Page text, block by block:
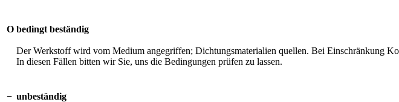
O bedingt beständig
Der Werkstoff wird vom Medium angegriffen; Dichtungsmaterialien quellen. Bei Einschränkung
In diesen Fällen bitten wir Sie, uns die Bedingungen prüfen zu lassen.
− unbeständig